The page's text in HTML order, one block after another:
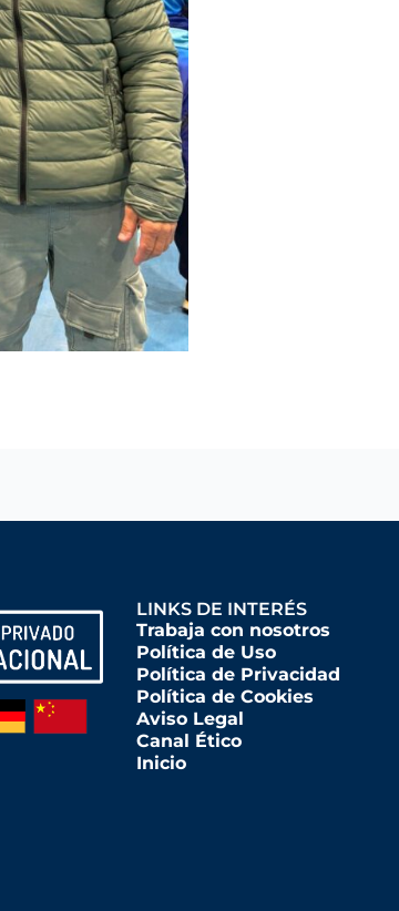
LINKS DE INTERÉS
Trabaja con nosotros
Política de Uso
Política de Privacidad
Política de Cookies
Aviso Legal
Canal Ético
Inicio